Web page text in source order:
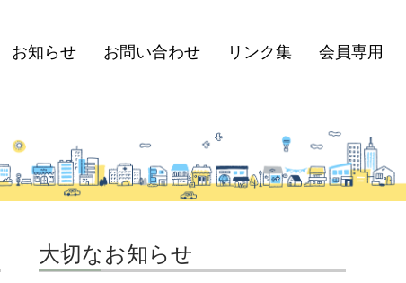
お知らせ お問い合わせ リンク集 会員専用
大切なお知らせ